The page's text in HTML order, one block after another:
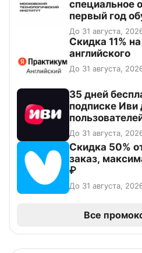
специальное
первый год
До 31 августа,
Скидка 11%
английского
До 31 августа,
35 дней
подписке Иви
До 31 августа,
Скидка 50%
заказ,
₽
До 31 августа,
Все